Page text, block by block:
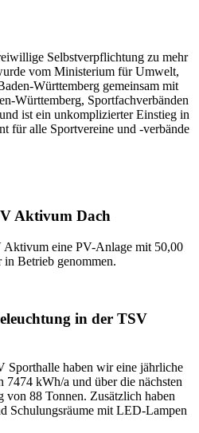
Selbstverpflichtung zu mehr
vom Ministerium für Umwelt,
Württemberg gemeinsam mit
Württemberg, Sportfachverbänden
ist ein unkomplizierter Einstieg in
für alle Sportvereine und -verbände
Aktivum Dach
Aktivum eine PV-Anlage mit 50,00
Betrieb genommen.
in der TSV
Sporthalle haben wir eine jährliche
7474 kWh/a und über die nächsten
von 88 Tonnen. Zusätzlich haben
Schulungsräume mit LED-Lampen